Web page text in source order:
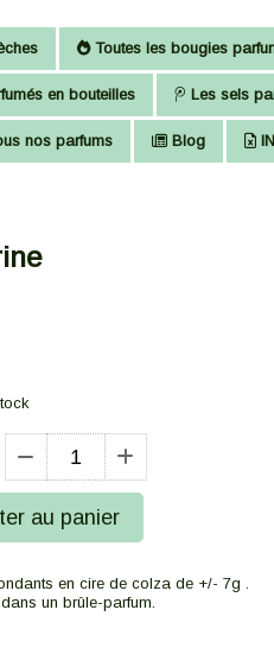
Toutes les bougies
en bouteilles Les sels
nos parfums Blog
au panier
en cire de colza de +/- 7g .
un brûle-parfum.